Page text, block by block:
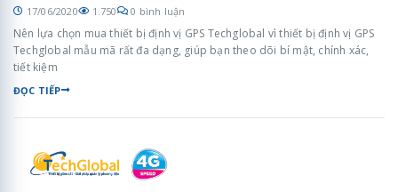
17/06/2020 1.750 0 bình luận
Nên lựa chọn mua thiết bị định vị GPS Techglobal vì thiết bị định vị GPS
Techglobal mẫu mã rất đa dạng, giúp bạn theo dõi bí mật, chính xác,
tiết kiệm
ĐỌC TIẾP